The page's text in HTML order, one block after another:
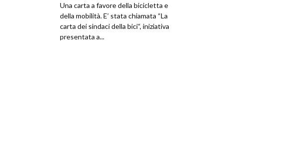
Una carta a favore della bicicletta e
della mobilità. E’ stata chiamata “La
carta dei sindaci della bici“, iniziativa
presentata a...